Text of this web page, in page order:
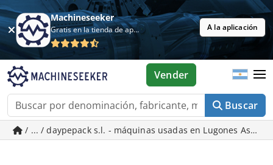
Machineseeker
Gratis en la tienda de aplicaciones A la aplicación
Buscar
Vender
/ ... / daypepack s.l. - máquinas usadas en Lugones